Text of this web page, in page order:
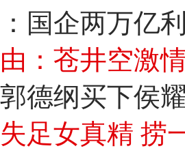
国企两万亿
：苍井空激
德纲买下侯
足女真精 捞